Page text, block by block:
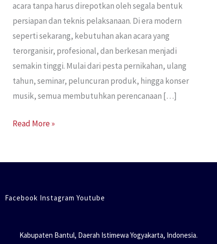
acara tanpa harus direpotkan oleh segala bentuk
persiapan dan teknis pelaksanaan. Di era modern
seperti sekarang, kebutuhan akan acara yang
terorganisir, profesional, dan berkesan menjadi
semakin tinggi. Mulai dari pesta pernikahan, ulang
tahun, seminar, peluncuran produk, hingga konser
musik, semua membutuhkan perencanaan […]
Read More »
Facebook Instagram Youtube
Kabupaten Bantul, Daerah Istimewa Yogyakarta, Indonesia.